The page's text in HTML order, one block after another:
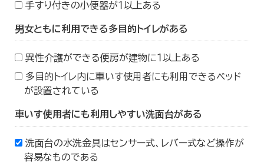
手すり付きの小便器が１以上ある
男女ともに利用できる多目的トイレがある
異性介護ができる便房が建物に１以上ある
多目的トイレ内に車いす使用者にも利用できるベッド
が設置されている
車いす使用者にも利用しやすい洗面台がある
洗面台の水洗金具はセンサー式、レバー式など操作が
容易なものである